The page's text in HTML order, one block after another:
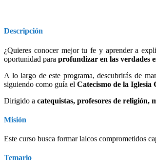
Descripción
¿Quieres conocer mejor tu fe y aprender a
oportunidad para profundizar en las verdades
A lo largo de este programa, descubrirás de
siguiendo como guía el Catecismo de la Iglesia
Dirigido a catequistas, profesores de religión,
Misión
Este curso busca formar laicos comprometidos
Temario